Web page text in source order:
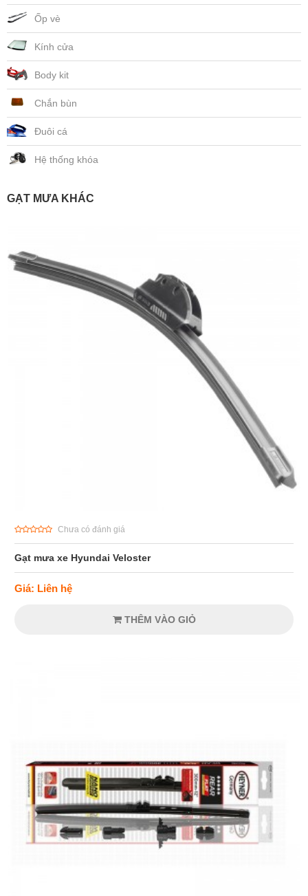
Ốp vè
Kính cửa
Body kit
Chắn bùn
Đuôi cá
Hệ thống khóa
GẠT MƯA KHÁC
Chưa có đánh giá
Gạt mưa xe Hyundai Veloster
Giá: Liên hệ
THÊM VÀO GIỎ